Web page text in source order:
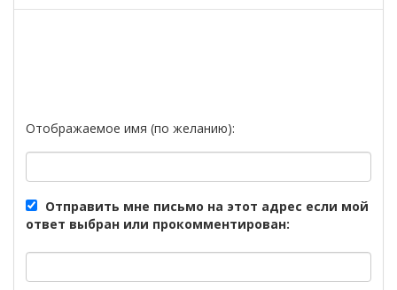
Отображаемое имя (по желанию):
Отправить мне письмо на этот адрес если мой
ответ выбран или прокомментирован: